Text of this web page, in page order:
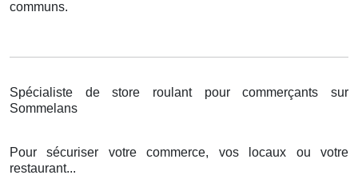
communs.
Spécialiste de store roulant pour commerçants sur
Sommelans
Pour sécuriser votre commerce, vos locaux ou votre
restaurant...